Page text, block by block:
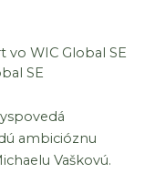
vo WIC Global SE
SE
ambicióznu
Vaškovú.